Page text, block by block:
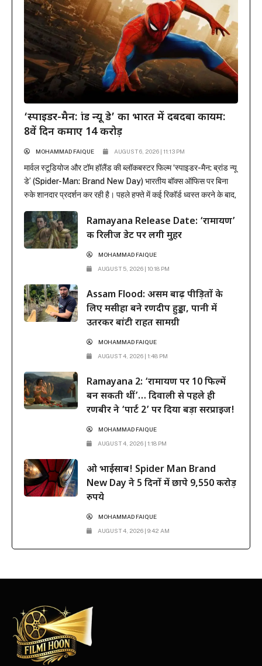
‘स्पाइडर-मैन: ब्रांड न्यू डे’ का भारत में दबदबा कायम:
8वें दिन कमाए 14 करोड़
MOHAMMAD FAIQUE AUGUST 6, 2026 | 11:13 PM
मार्वल स्टूडियोज और टॉम हॉलैंड की ब्लॉकबस्टर फिल्म ‘स्पाइडर-मैन: ब्रांड न्यू
डे’ (Spider-Man: Brand New Day) भारतीय बॉक्स ऑफिस पर बिना
रुके शानदार प्रदर्शन कर रही है। पहले हफ्ते में कई रिकॉर्ड ध्वस्त करने के बाद,
बनाए रखी है। रिलीज के...Ramayana Release Date: ‘रामायण’
की रिलीज डेट पर लगी मुहर
MOHAMMAD FAIQUE
AUGUST 5, 2026 | 10:18 PM
Assam Flood: असम बाढ़ पीड़ितों के
लिए मसीहा बने रणदीप हुड्डा, पानी में
उतरकर बांटी राहत सामग्री
MOHAMMAD FAIQUE
AUGUST 4, 2026 | 1:48 PM
Ramayana 2: ‘रामायण पर 10 फिल्में
बन सकती थीं’… दिवाली से पहले ही
रणबीर ने ‘पार्ट 2’ पर दिया बड़ा सरप्राइज!
MOHAMMAD FAIQUE
AUGUST 4, 2026 | 1:18 PM
ओ भाईसाब! Spider Man Brand
New Day ने 5 दिनों में छापे 9,550 करोड़
रुपये
MOHAMMAD FAIQUE
AUGUST 4, 2026 | 9:42 AM